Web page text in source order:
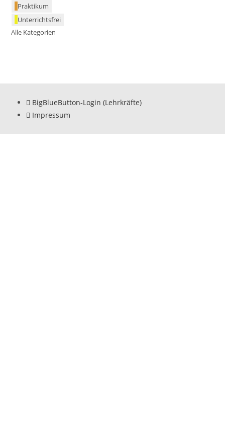
Praktikum
Unterrichtsfrei
Alle Kategorien
BigBlueButton-Login (Lehrkräfte)
Impressum